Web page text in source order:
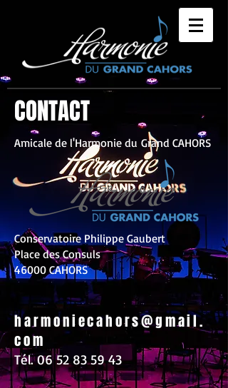
CONTACT
Amicale de l'Harmonie du Grand CAHORS
Conservatoire Philippe Gaubert
Place des Consuls
46000 CAHORS
harmoniecahors@gmail.
com
Tél.06 52 83 59 43